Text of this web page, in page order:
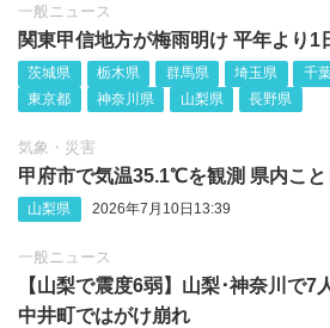
一般ニュース
関東甲信地方が梅雨明け 平年より1
茨城県 栃木県 群馬県 埼玉県
千
東京都
神奈川県 山梨県 長野県
気象・災害
甲府市で気温35.1℃を観測 県内こ
山梨県 2026年7月10日13:39
一般ニュース
【山梨で震度6弱】山梨‪･神奈川で7
中井町ではがけ崩れ